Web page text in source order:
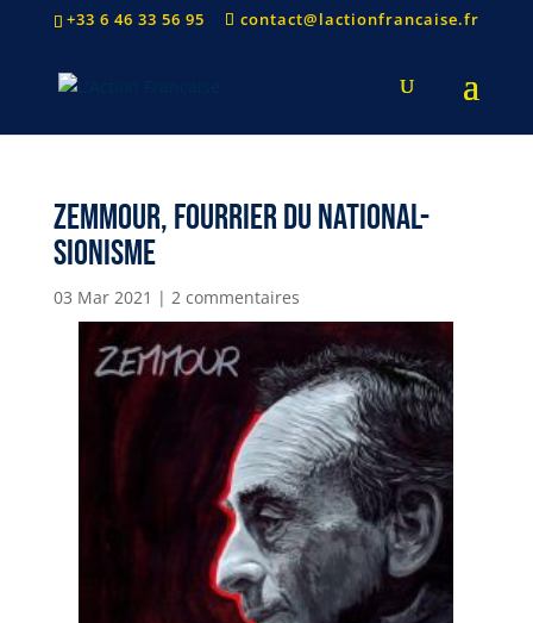
+33 6 46 33 56 95 contact@lactionfrancaise.fr
Zemmour, fourrier du national-
sionisme
03 Mar 2021 | 2 commentaires